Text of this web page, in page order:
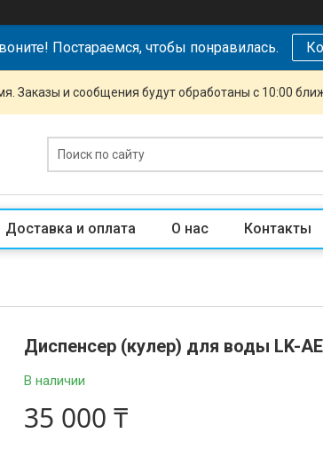
Постараемся, чтобы понравилась.
Заказы и сообщения будут обработаны с 10:00
Доставка и оплата О нас Контакты
Диспенсер (кулер) для воды LK-
В наличии
35 000 ₸